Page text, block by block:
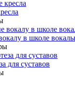
в школе
для суставов